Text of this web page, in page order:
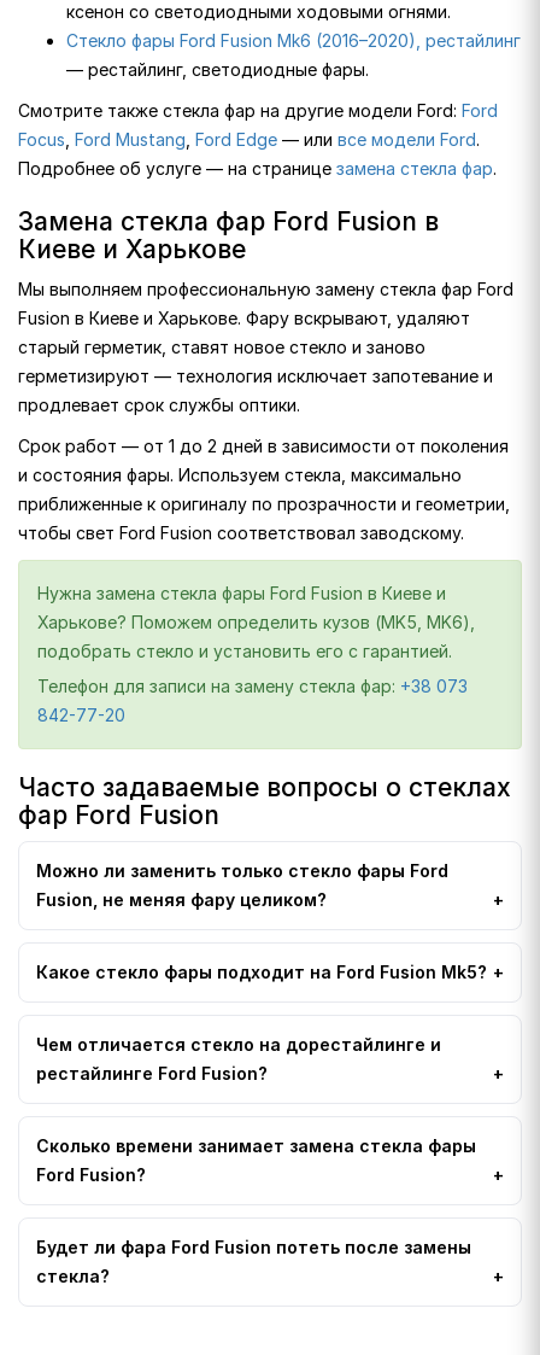
ксенон со светодиодными ходовыми огнями.
Стекло фары Ford Fusion Mk6 (2016–2020), рестайлинг
— рестайлинг, светодиодные фары.
Смотрите также стекла фар на другие модели Ford: Ford
Focus Ford Mustang Ford Edge — или все модели Ford.
Подробнее об услуге — на странице замена стекла фар.
Замена стекла фар Ford Fusion в
Киеве и Харькове
Мы выполняем профессиональную замену стекла фар Ford
Fusion в Киеве и Харькове. Фару вскрывают, удаляют
старый герметик, ставят новое стекло и заново
герметизируют — технология исключает запотевание и
продлевает срок службы оптики.
Срок работ — от 1 до 2 дней в зависимости от поколения
и состояния фары. Используем стекла, максимально
приближенные к оригиналу по прозрачности и геометрии,
чтобы свет Ford Fusion соответствовал заводскому.
Нужна замена стекла фары Ford Fusion в Киеве и
Харькове? Поможем определить кузов (MK5, MK6),
подобрать стекло и установить его с гарантией.
Телефон для записи на замену стекла фар: +38 073
842-77-20
Часто задаваемые вопросы о стеклах
фар Ford Fusion
Можно ли заменить только стекло фары Ford
Fusion, не меняя фару целиком?
Какое стекло фары подходит на Ford Fusion Mk5?
Чем отличается стекло на дорестайлинге и
рестайлинге Ford Fusion?
Сколько времени занимает замена стекла фары
Ford Fusion?
Будет ли фара Ford Fusion потеть после замены
стекла?